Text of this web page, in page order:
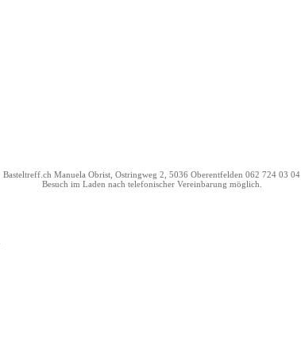
Basteltreff.ch Manuela Obrist, Ostringweg 2, 5036 Oberentfelden 062 724 03 04
Besuch im Laden nach telefonischer Vereinbarung möglich.